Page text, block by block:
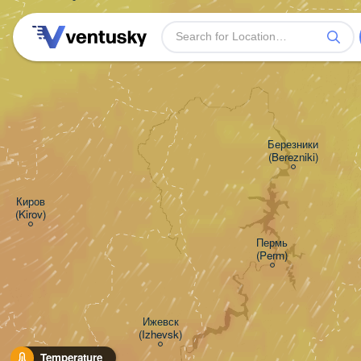
Temperature
Пермь
(Perm)
Ижевск
(Izhevsk)
Киров
(Kirov)
Березники
(Berezniki)